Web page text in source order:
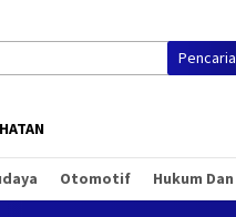
Otomotif Hukum